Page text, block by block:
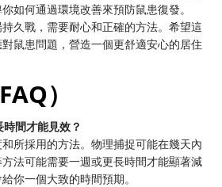
如何通過環境改善來預防鼠患復發。
久戰，需要耐心和正確的方法。希望這
鼠患問題，營造一個更舒適安心的居住
）
間才能見效？
所採用的方法。物理捕捉可能在幾天內
法可能需要一週或更長時間才能顯著減
你一個大致的時間預期。